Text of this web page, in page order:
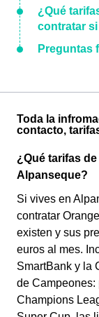
¿Qué
contratar
Preguntas
Toda la
contacto,
¿Qué tarifas
Alpanseque?
Si vives en
contratar
existen y sus
euros al mes.
SmartBank y la
de Campeones:
Champions